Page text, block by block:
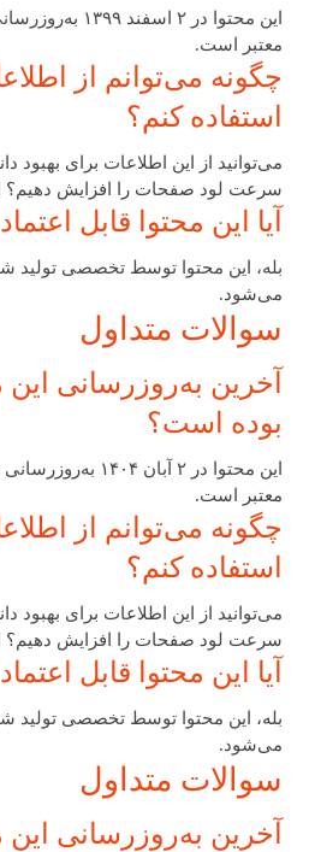
این محتوا در ۲
معتبر است.
چگونه می‌توانم از
استفاده کنم؟
می‌توانید از این اطلاعات برای بهبود
سرعت لود صفحات را افزایش دهیم؟
آیا این محتوا قابل
بله، این محتوا توسط تخصصی تولید
می‌شود.
سوالات متداول
آخرین به‌روزرسانی
بوده است؟
این محتوا در ۲ آبان
معتبر است.
چگونه می‌توانم از
استفاده کنم؟
می‌توانید از این اطلاعات برای بهبود
سرعت لود صفحات را افزایش دهیم؟
آیا این محتوا قابل
بله، این محتوا توسط تخصصی تولید
می‌شود.
سوالات متداول
آخرین به‌روزرسانی